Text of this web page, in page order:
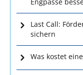
Last Call:
sichern
Was kostet